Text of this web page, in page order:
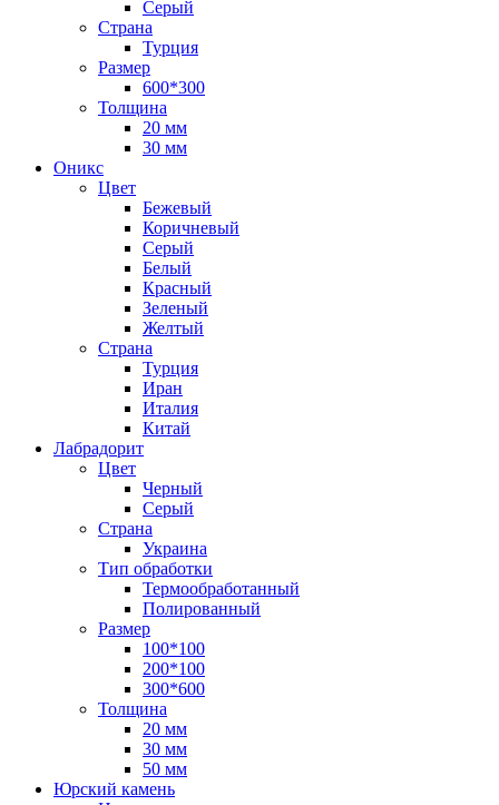
Серый
Страна
Турция
Размер
600*300
Толщина
20 мм
30 мм
Оникс
Цвет
Бежевый
Коричневый
Серый
Белый
Красный
Зеленый
Желтый
Страна
Турция
Иран
Италия
Китай
Лабрадорит
Цвет
Черный
Серый
Страна
Украина
Тип обработки
Термообработанный
Полированный
Размер
100*100
200*100
300*600
Толщина
20 мм
30 мм
50 мм
Юрский камень